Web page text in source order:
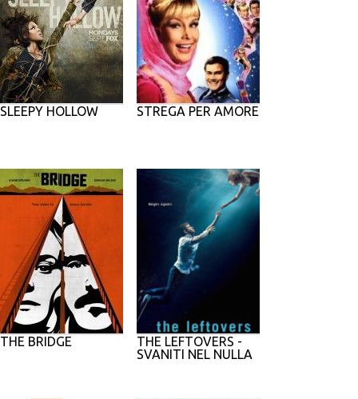
SLEEPY HOLLOW STREGA PER AMORE
THE BRIDGE
THE LEFTOVERS -
SVANITI NEL NULLA